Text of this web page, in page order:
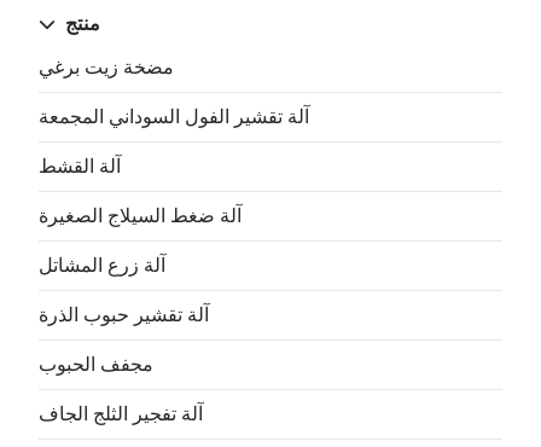
منتج
مضخة زيت برغي
آلة تقشير الفول السوداني المجمعة
آلة القشط
آلة ضغط السيلاج الصغيرة
آلة زرع المشاتل
آلة تقشير حبوب الذرة
مجفف الحبوب
آلة تفجير الثلج الجاف